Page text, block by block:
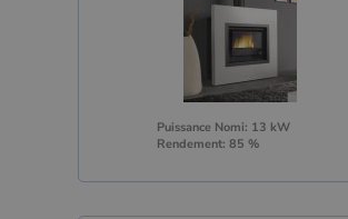
Puissance Nomi: 13 kW
Rendement: 85 %